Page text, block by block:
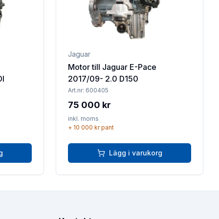
Jaguar
Motor till Jaguar E-Pace
2017/09- 2.0 D150
Art.nr: 600405
75 000 kr
inkl. moms
+ 10 000 krpant
Lägg i varukorg